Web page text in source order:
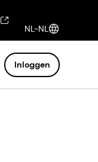
NL-NL
Inloggen